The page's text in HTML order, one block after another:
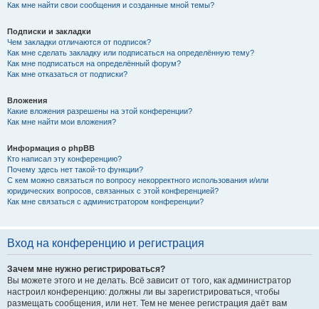
Как мне найти свои сообщения и созданные мной темы?
Подписки и закладки
Чем закладки отличаются от подписок?
Как мне сделать закладку или подписаться на определённую тему?
Как мне подписаться на определённый форум?
Как мне отказаться от подписки?
Вложения
Какие вложения разрешены на этой конференции?
Как мне найти мои вложения?
Информация о phpBB
Кто написал эту конференцию?
Почему здесь нет такой-то функции?
С кем можно связаться по вопросу некорректного использования и/или
юридических вопросов, связанных с этой конференцией?
Как мне связаться с администратором конференции?
Вход на конференцию и регистрация
Зачем мне нужно регистрироваться?
Вы можете этого и не делать. Всё зависит от того, как администратор
настроил конференцию: должны ли вы зарегистрироваться, чтобы
размещать сообщения, или нет. Тем не менее регистрация даёт вам